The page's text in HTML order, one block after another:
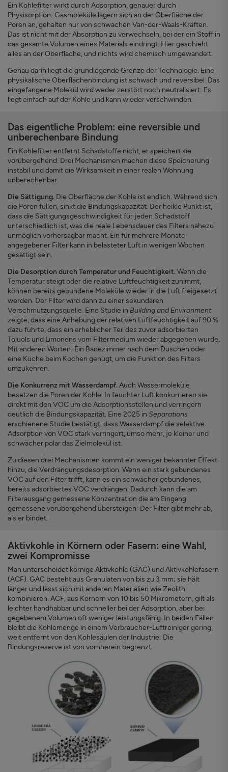
Ein Kohlefilter wirkt durch Adsorption, genauer durch
Physisorption: Gasmoleküle lagern sich an der Oberfläche der
Poren an, gehalten nur von schwachen Van-der-Waals-Kräften.
Das ist nicht mit der Absorption zu verwechseln, bei der ein Stoff in
das gesamte Volumen eines Materials eindringt. Hier geschieht
alles an der Oberfläche, und nichts wird chemisch umgewandelt.
Genau darin liegt die grundlegende Grenze der Technologie. Eine
physikalische Oberflächenbindung ist schwach und reversibel. Das
eingefangene Molekül wird weder zerstört noch neutralisiert: Es
liegt einfach auf der Kohle und kann wieder verschwinden.
Das eigentliche Problem: eine reversible und
unberechenbare Bindung
Ein Kohlefilter entfernt Schadstoffe nicht, er speichert sie
vorübergehend. Drei Mechanismen machen diese Speicherung
instabil und damit die Wirksamkeit in einer realen Wohnung
unberechenbar.
Die Sättigung. Die Oberfläche der Kohle ist endlich. Während sich
die Poren füllen, sinkt die Bindungskapazität. Der heikle Punkt ist,
dass die Sättigungsgeschwindigkeit für jeden Schadstoff
unterschiedlich ist, was die reale Lebensdauer des Filters nahezu
unmöglich vorhersagbar macht. Ein für mehrere Monate
angegebener Filter kann in belasteter Luft in wenigen Wochen
gesättigt sein.
Die Desorption durch Temperatur und Feuchtigkeit.Wenn die
Temperatur steigt oder die relative Luftfeuchtigkeit zunimmt,
können bereits gebundene Moleküle wieder in die Luft freigesetzt
werden. Der Filter wird dann zu einer sekundären
Verschmutzungsquelle. Eine Studie in Building and Environment
zeigte, dass eine Anhebung der relativen Luftfeuchtigkeit auf 90 %
dazu führte, dass ein erheblicher Teil des zuvor adsorbierten
Toluols und Limonens vom Filtermedium wieder abgegeben wurde.
Mit anderen Worten: Ein Badezimmer nach dem Duschen oder
eine Küche beim Kochen genügt, um die Funktion des Filters
umzukehren.
Die Konkurrenz mit Wasserdampf.Auch Wassermoleküle
besetzen die Poren der Kohle. In feuchter Luft konkurrieren sie
direkt mit den VOC um die Adsorptionsstellen und verringern
deutlich die Bindungskapazität. Eine 2025 in Separations
erschienene Studie bestätigt, dass Wasserdampf die selektive
Adsorption von VOC stark verringert, umso mehr, je kleiner und
schwächer polar das Zielmolekül ist.
Zu diesen drei Mechanismen kommt ein weniger bekannter Effekt
hinzu, die Verdrängungsdesorption. Wenn ein stark gebundenes
VOC auf den Filter trifft, kann es ein schwächer gebundenes,
bereits adsorbiertes VOC verdrängen. Dadurch kann die am
Filterausgang gemessene Konzentration die am Eingang
gemessene vorübergehend übersteigen: Der Filter gibt mehr ab,
als er bindet.
Aktivkohle in Körnern oder Fasern: eine Wahl,
zwei Kompromisse
Man unterscheidet körnige Aktivkohle (GAC) und Aktivkohlefasern
(ACF). GAC besteht aus Granulaten von bis zu 3 mm; sie hält
länger und lässt sich mit anderen Materialien wie Zeolith
kombinieren. ACF, aus Körnern von 10 bis 50 Mikrometern, gilt als
leichter handhabbar und schneller bei der Adsorption, aber bei
gegebenem Volumen oft weniger leistungsfähig. In beiden Fällen
bleibt die Kohlemenge in einem Verbraucher-Luftreiniger gering,
weit entfernt von den Kohlesäulen der Industrie: Die
Bindungsreserve ist von vornherein begrenzt.